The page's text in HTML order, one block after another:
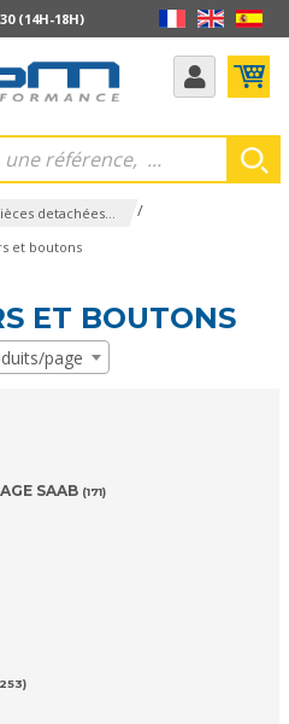
(14H-18H)
detachées... /
et boutons
ET BOUTONS
page
SAAB (171)